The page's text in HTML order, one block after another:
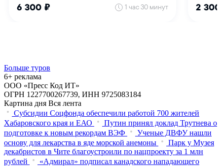
Больше туров
6+ реклама
ООО «Пресс Код ИТ»
ОГРН 1227700267739, ИНН 9725083184
Картина дня Вся лента
Субсидии Соцфонда обеспечили работой 700 жителей
Хабаровского края и ЕАО
Путин принял доклад Трутнева о
подготовке к новым рекордам ВЭФ
Ученые ДВФУ нашли
основу для лекарства в яде морской анемоны
Парк у Музея
декабристов в Чите благоустроили по нацпроекту за 1 млн
рублей
«Адмирал» подписал канадского нападающего